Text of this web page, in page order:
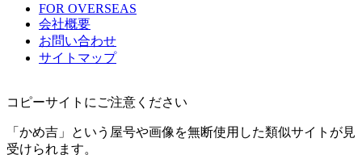
FOR OVERSEAS
会社概要
お問い合わせ
サイトマップ
コピーサイトにご注意ください
「かめ吉」という屋号や画像を無断使用した類似サイトが見
受けられます。